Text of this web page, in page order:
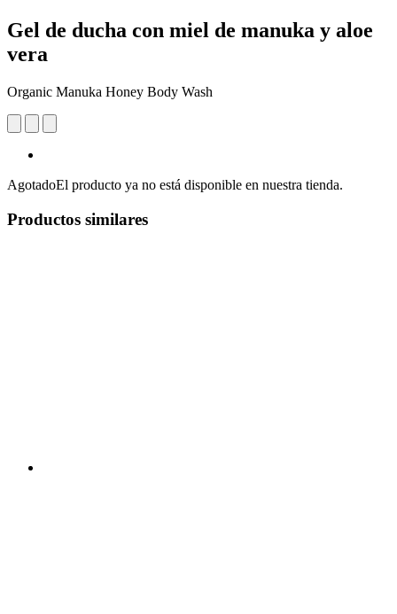
Gel de ducha con miel de manuka y aloe
vera
Organic Manuka Honey Body Wash
AgotadoEl producto ya no está disponible en nuestra tienda.
Productos similares